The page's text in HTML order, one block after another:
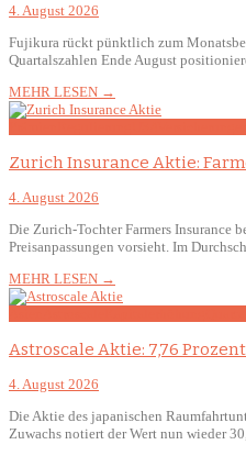
4. August 2026
Fujikura rückt pünktlich zum
Quartalszahlen Ende August
MEHR LESEN →
Zurich Insurance Aktie:
4. August 2026
Die Zurich-Tochter Farmers Insurance
Preisanpassungen vorsieht. Im
MEHR LESEN →
Astroscale Aktie: 7,76
4. August 2026
Die Aktie des japanischen
Zuwachs notiert der Wert nun wieder